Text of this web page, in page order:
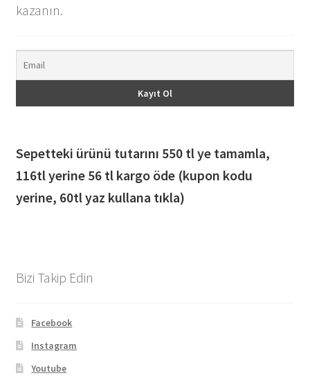
kazanın.
Sepetteki ürünü tutarını 550 tl ye tamamla,
116tl yerine 56 tl kargo öde (kupon kodu
yerine, 60tl yaz kullana tıkla)
Bizi Takip Edin
Facebook
Instagram
Youtube